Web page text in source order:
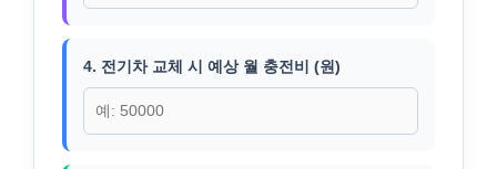
4. 전기차 교체 시 예상 월 충전비 (원)